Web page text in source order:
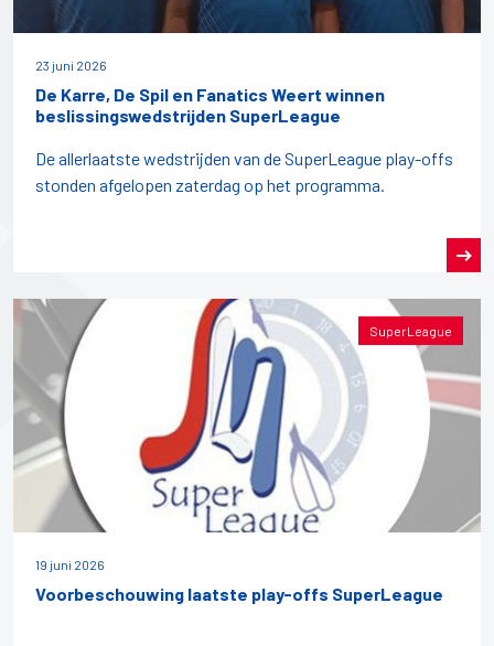
23 juni 2026
De Karre, De Spil en Fanatics Weert winnen
beslissingswedstrijden SuperLeague
De allerlaatste wedstrijden van de SuperLeague play-offs
stonden afgelopen zaterdag op het programma.
SuperLeague
19 juni 2026
Voorbeschouwing laatste play-offs SuperLeague